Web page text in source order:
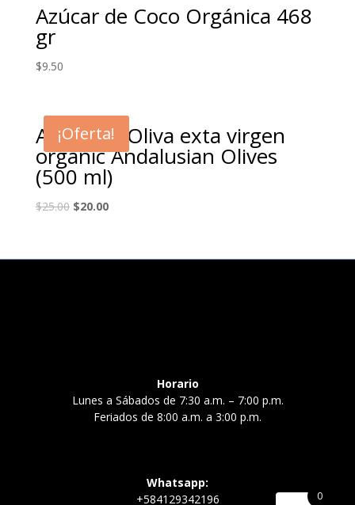
Azúcar de Coco Orgánica 468
gr
$9.50
¡Oferta!
Aceite de Oliva exta virgen
organic Andalusian Olives
(500 ml)
$25.00 $20.00
Horario
Lunes a Sábados de 7:30 a.m. – 7:00 p.m.
Feriados de 8:00 a.m. a 3:00 p.m.
Whatsapp:
+584129342196
0